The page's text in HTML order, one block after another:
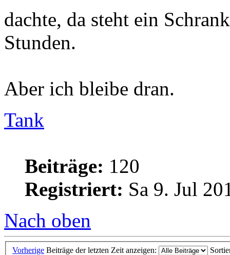
dachte, da steht ein
Stunden.
Aber ich bleibe dran.
Tank
Beiträge: 120
Registriert: Sa 9. Jul
Nach oben
Vorherige Beiträge der letzten Zeit anzeigen: